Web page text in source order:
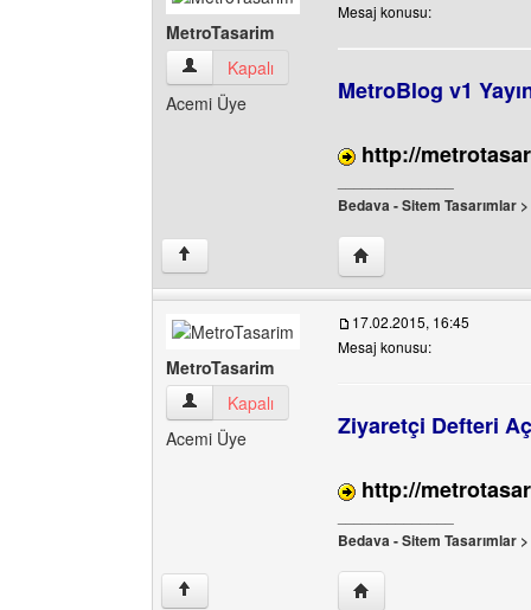
MetroTasarim
MetroTasarim Kullanıcının profilini görüntüle
Kapalı
Acemi Üye
Mesaj konusu:
MetroBlog v1
http://
Bedava - Sitem Tasarımlar >
↑ Yazarın web sitesini
MetroTasarim
MetroTasarim Kullanıcının profilini görüntüle
Kapalı
Acemi Üye
17.02.2015, 16:45
Mesaj konusu:
Ziyaretçi Defteri
http://
Bedava - Sitem Tasarımlar >
↑ Yazarın web sitesini